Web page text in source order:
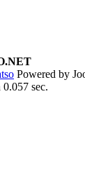
Powered by
sec.